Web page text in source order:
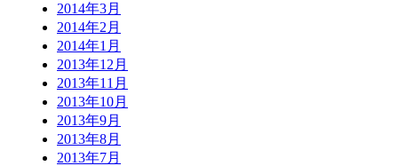
2014年3月
2014年2月
2014年1月
2013年12月
2013年11月
2013年10月
2013年9月
2013年8月
2013年7月